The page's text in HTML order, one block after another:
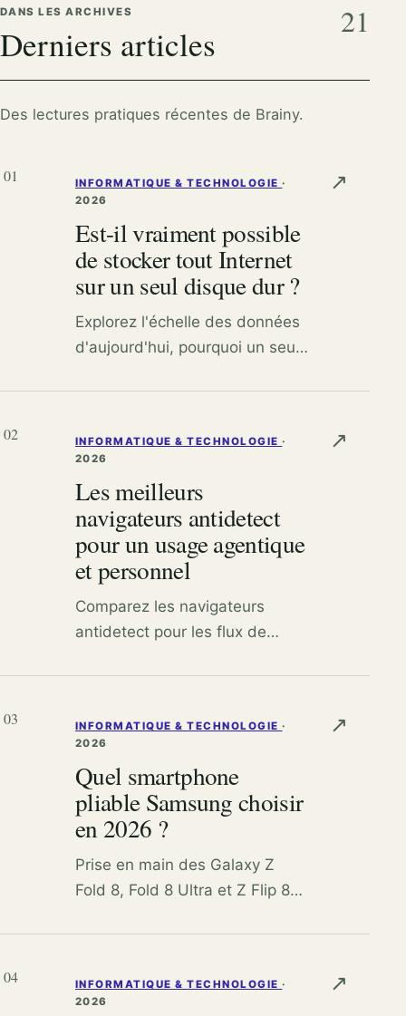
DANS LES ARCHIVES
Derniers articles
21
Des lectures pratiques récentes de Brainy.
01 INFORMATIQUE & TECHNOLOGIE·
2026
Est-il vraiment possible
de stocker tout Internet
sur un seul disque dur ?
Explorez l'échelle des données
d'aujourd'hui, pourquoi un seul
hors ligne ou dans le cloud.
↗
02 INFORMATIQUE & TECHNOLOGIE·
2026
Les meilleurs
navigateurs antidetect
pour un usage agentique
et personnel
Comparez les navigateurs
antidetect pour les flux de
les API, le support Playwright,
↗
03 INFORMATIQUE & TECHNOLOGIE·
2026
Quel smartphone
pliable Samsung choisir
en 2026 ?
Prise en main des Galaxy Z
Fold 8, Fold 8 Ultra et Z Flip 8
besoins et à votre budget.
↗
04 INFORMATIQUE & TECHNOLOGIE·
2026
↗